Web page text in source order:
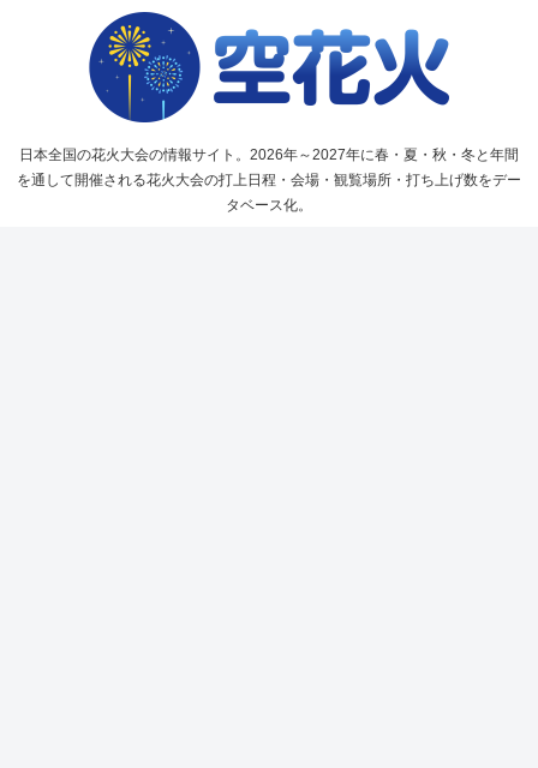
日本全国の花火大会の情報サイト。2026年～2027年に春・夏・秋・冬と年間
を通して開催される花火大会の打上日程・会場・観覧場所・打ち上げ数をデー
タベース化。